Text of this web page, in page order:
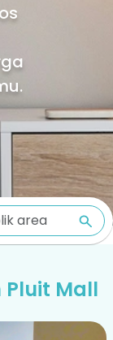
Pluit Mall